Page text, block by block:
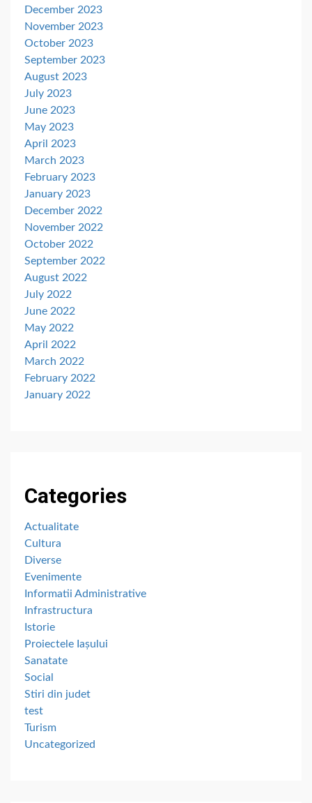
December 2023
November 2023
October 2023
September 2023
August 2023
July 2023
June 2023
May 2023
April 2023
March 2023
February 2023
January 2023
December 2022
November 2022
October 2022
September 2022
August 2022
July 2022
June 2022
May 2022
April 2022
March 2022
February 2022
January 2022
Categories
Actualitate
Cultura
Diverse
Evenimente
Informatii Administrative
Infrastructura
Istorie
Proiectele Iașului
Sanatate
Social
Stiri din judet
test
Turism
Uncategorized